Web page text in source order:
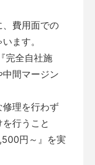
、費用面での
ます。
完全自社施
間マージン
修理を行わず
を行うこと
円～』を実